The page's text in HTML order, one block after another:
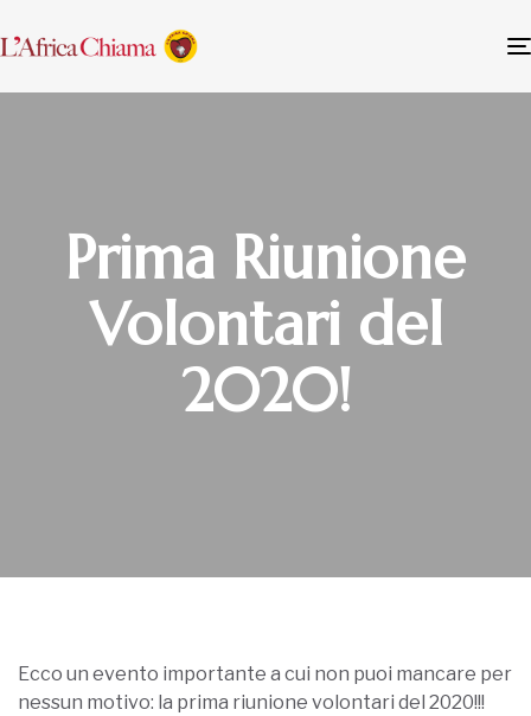
Prima Riunione
Volontari del
2020!
Ecco un evento importante a cui non puoi mancare per
nessun motivo: la prima riunione volontari del 2020!!!